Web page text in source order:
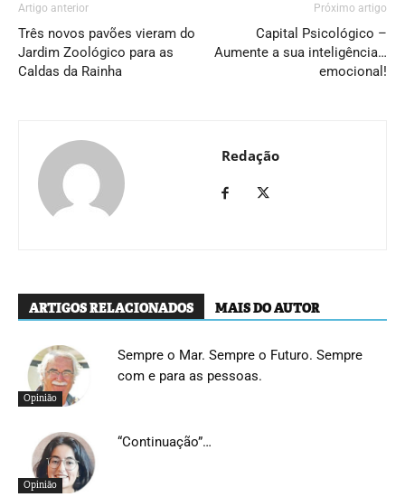
Artigo anterior
Três novos pavões vieram do
Jardim Zoológico para as
Caldas da Rainha
Próximo artigo
Capital Psicológico –
Aumente a sua inteligência…
emocional!
Redação
ARTIGOS RELACIONADOS MAIS DO AUTOR
Opinião
Sempre o Mar. Sempre o Futuro. Sempre
com e para as pessoas.
Opinião
“Continuação”…